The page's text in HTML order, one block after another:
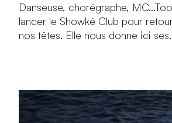
Danseuse, chorégraphe,
lancer le Showké Club pour
nos têtes. Elle nous donne ici